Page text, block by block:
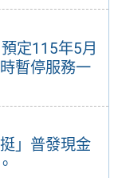
定115年5月
暫停服務一
」普發現金